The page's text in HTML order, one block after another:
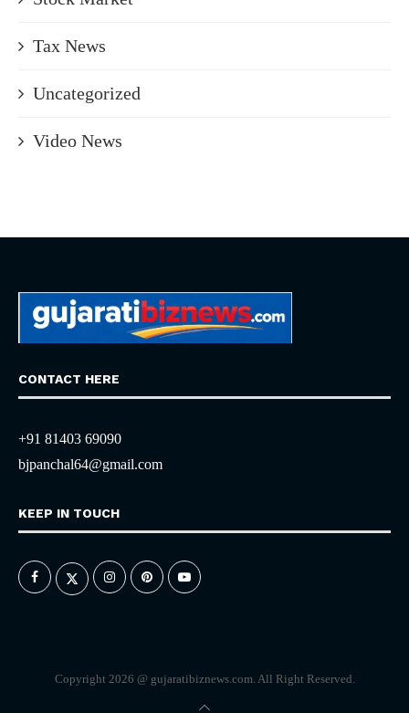
Tax News
Uncategorized
Video News
CONTACT HERE
+91 81403 69090
bjpanchal64@gmail.com
KEEP IN TOUCH
Copyright 2026 @ gujaratibiznews.com. All Right Reserved.